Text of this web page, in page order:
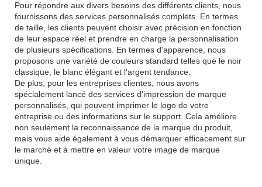
Pour répondre aux divers besoins des différents clients, nous
fournissons des services personnalisés complets. En termes
de taille, les clients peuvent choisir avec précision en fonction
de leur espace réel et prendre en charge la personnalisation
de plusieurs spécifications. En termes d'apparence, nous
proposons une variété de couleurs standard telles que le noir
classique, le blanc élégant et l'argent tendance.
De plus, pour les entreprises clientes, nous avons
spécialement lancé des services d'impression de marque
personnalisés, qui peuvent imprimer le logo de votre
entreprise ou des informations sur le support. Cela améliore
non seulement la reconnaissance de la marque du produit,
mais vous aide également à vous démarquer efficacement sur
le marché et à mettre en valeur votre image de marque
unique.